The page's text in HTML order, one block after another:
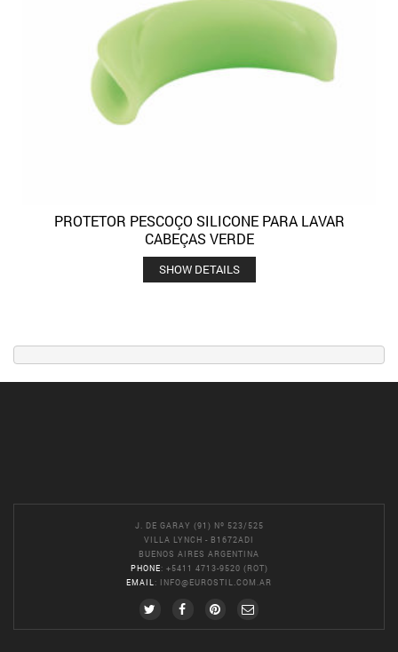
PROTETOR PESCOÇO SILICONE PARA LAVAR
CABEÇAS VERDE
SHOW DETAILS
J. DE GARAY (91) Nº 523/525
VILLA LYNCH - B1672ADI
BUENOS AIRES ARGENTINA
PHONE: +5411 4713-9520 (ROT)
EMAIL : INFO@EUROSTIL.COM.AR